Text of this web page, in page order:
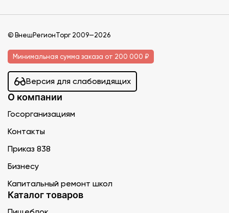
© ВнешРегионТорг 2009—2026
Минимальная сумма заказа от 200 000 ₽
Версия для слабовидящих
О компании
Госорганизациям
Контакты
Приказ 838
Бизнесу
Капитальный ремонт школ
Каталог товаров